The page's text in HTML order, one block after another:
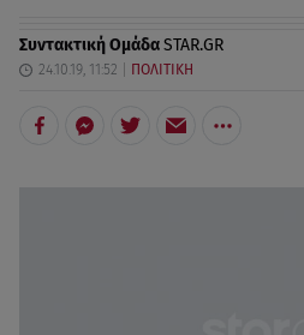
Συντακτική ΟμάδαSTAR.GR
24.10.19, 11:52 ΠΟΛΙΤΙΚΗ